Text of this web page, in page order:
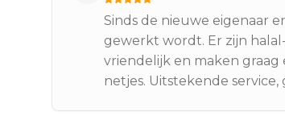
Sinds de nieuwe eigenaar
gewerkt wordt. Er zijn
vriendelijk en maken graag
netjes. Uitstekende